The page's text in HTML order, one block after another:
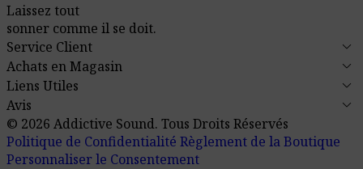
Laissez tout
sonner comme il se doit.
Service Client
keyboard_arrow_down
Achats en Magasin keyboard_arrow_down
Liens Utiles keyboard_arrow_down
Avis keyboard_arrow_down
© 2026 Addictive Sound. Tous Droits Réservés
Politique de Confidentialité Règlement de la Boutique
Personnaliser le Consentement